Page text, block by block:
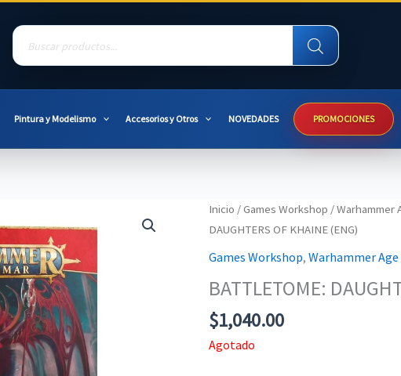
Products
search
Pintura y Modelismo Accesorios y Otros NOVEDADES PROMOCIONES
Inicio /Games Workshop /Warhammer
DAUGHTERS OF KHAINE (ENG)
Games Workshop, Warhammer
BATTLETOME:
$1,040.00
Agotado